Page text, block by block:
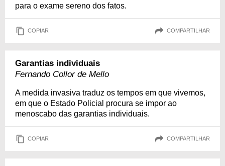
para o exame sereno dos fatos.
COPIAR COMPARTILHAR
Garantias individuais
Fernando Collor de Mello
A medida invasiva traduz os tempos em que vivemos,
em que o Estado Policial procura se impor ao
menoscabo das garantias individuais.
COPIAR COMPARTILHAR